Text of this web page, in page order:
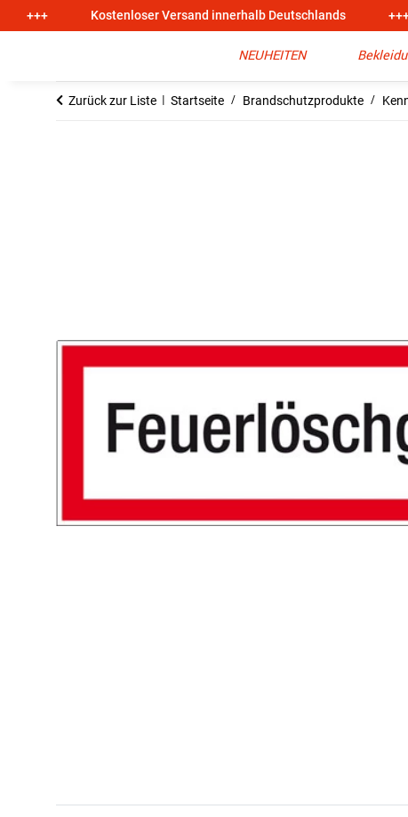
+++ Kostenloser Versand innerhalb Deutschlands
NEUHEITEN
Zurück zur Liste Startseite Brandschutzprodukte